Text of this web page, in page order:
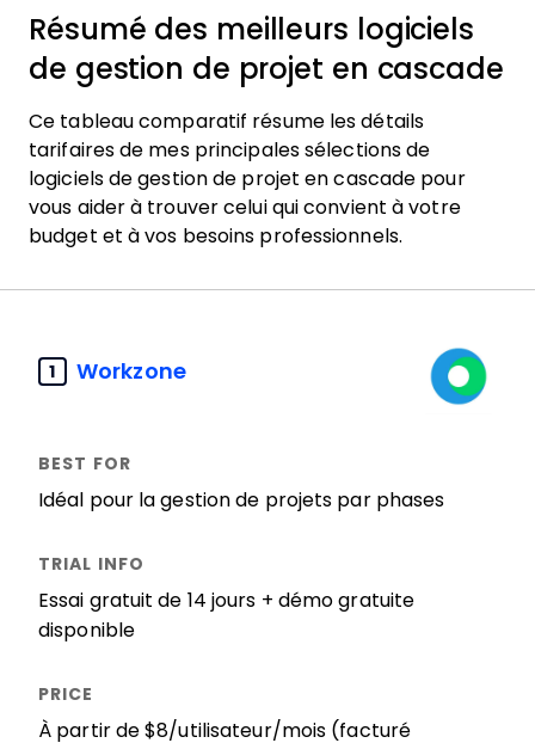
Résumé des meilleurs logiciels
de gestion de projet en cascade
Ce tableau comparatif résume les détails
tarifaires de mes principales sélections de
logiciels de gestion de projet en cascade pour
vous aider à trouver celui qui convient à votre
budget et à vos besoins professionnels.
1 Workzone
Idéal pour la gestion de projets par phases
Essai gratuit de 14 jours + démo gratuite
disponible
À partir de $8/utilisateur/mois (facturé